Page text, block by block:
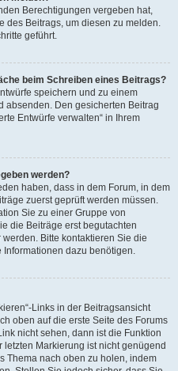
Berechtigungen vergeben hat,
des Beitrags, um diesen zu melden.
geführt.
beim Schreiben eines Beitrags?
speichern und zu einem
absenden. Den gesicherten Beitrag
Entwürfe verwalten“ in Ihrem
werden?
haben, dass in dem Forum, in dem
zuerst geprüft werden müssen.
Sie zu einer Gruppe von
die Beiträge erst begutachten
Bitte kontaktieren Sie die
Informationen dazu benötigen.
Links in der Beitragsansicht
oben auf die erste Seite des Forums
nicht sehen, dann ist die Funktion
Markierung ist nicht genügend
Thema nach oben zu holen, indem